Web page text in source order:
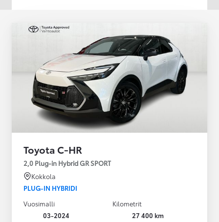
Toyota C-HR
2,0 Plug-in Hybrid GR SPORT
Kokkola
PLUG-IN HYBRIDI
Vuosimalli
03-2024
Kilometrit
27 400 km